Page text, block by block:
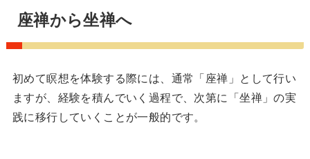
座禅から坐禅へ
初めて瞑想を体験する際には、通常「座禅」として行い
ますが、経験を積んでいく過程で、次第に「坐禅」の実
践に移行していくことが一般的です。